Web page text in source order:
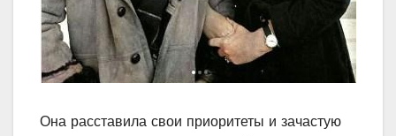
Она расставила свои приоритеты и зачастую